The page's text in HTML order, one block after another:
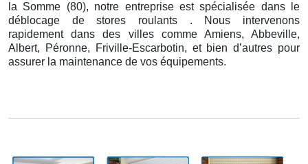
la Somme (80), notre entreprise est spécialisée dans le
déblocage de stores roulants . Nous intervenons
rapidement dans des villes comme Amiens, Abbeville,
Albert, Péronne, Friville-Escarbotin, et bien d’autres pour
assurer la maintenance de vos équipements.